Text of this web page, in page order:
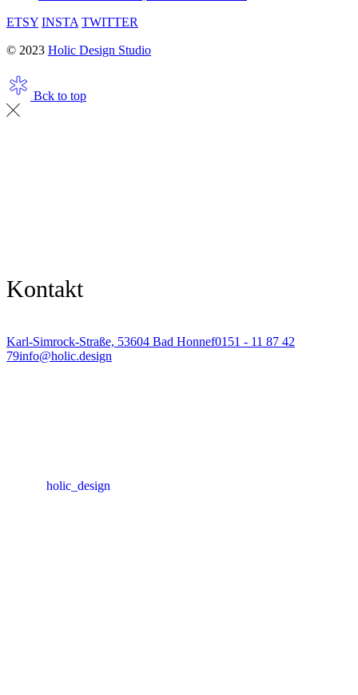
ETSY INSTA TWITTER
© 2023 Holic Design Studio
Bck to top
Kontakt
Karl-Simrock-Straße, 53604 Bad Honnef0151 - 11 87 42
79info@holic.design
holic_design